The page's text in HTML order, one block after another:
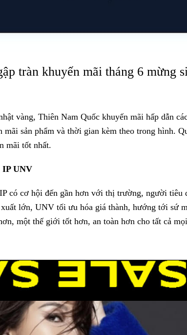
tràn khuyến mãi tháng 6 mừng
vàng, Thiên Nam Quốc khuyến mãi hấp dẫn
mãi sản phẩm và thời gian kèm theo trong hình.
mãi tốt nhất.
IP UNV
có cơ hội đến gần hơn với thị trường, người tiêu
lớn, UNV tối ưu hóa giá thành, hướng tới sứ
một thế giới tốt hơn, an toàn hơn cho tất cả